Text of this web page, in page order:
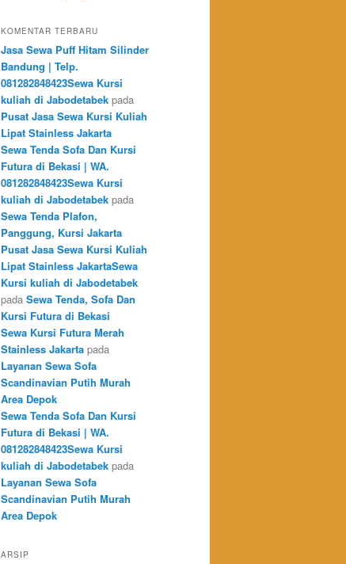
KOMENTAR TERBARU
Jasa Sewa Puff Hitam Silinder
Bandung | Telp.
081282848423Sewa Kursi
kuliah di Jabodetabek pada
Pusat Jasa Sewa Kursi Kuliah
Lipat Stainless Jakarta
Sewa Tenda Sofa Dan Kursi
Futura di Bekasi | WA.
081282848423Sewa Kursi
kuliah di Jabodetabek pada
Sewa Tenda Plafon,
Panggung, Kursi Jakarta
Pusat Jasa Sewa Kursi Kuliah
Lipat Stainless JakartaSewa
Kursi kuliah di Jabodetabek
pada Sewa Tenda, Sofa Dan
Kursi Futura di Bekasi
Sewa Kursi Futura Merah
Stainless Jakarta pada
Layanan Sewa Sofa
Scandinavian Putih Murah
Area Depok
Sewa Tenda Sofa Dan Kursi
Futura di Bekasi | WA.
081282848423Sewa Kursi
kuliah di Jabodetabek pada
Layanan Sewa Sofa
Scandinavian Putih Murah
Area Depok
ARSIP